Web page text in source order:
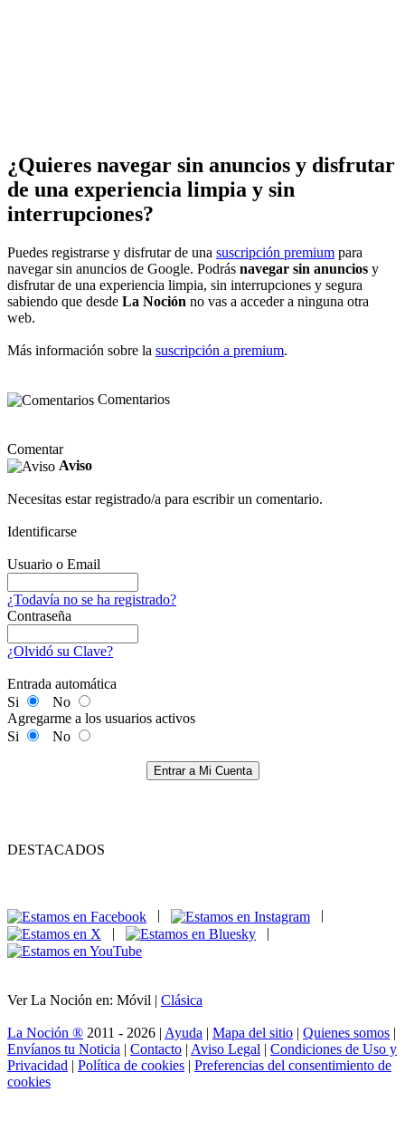
¿Quieres navegar sin anuncios y disfrutar
de una experiencia limpia y sin
interrupciones?
Puedes registrarse y disfrutar de una suscripción premium para
navegar sin anuncios de Google. Podrás navegar sin anuncios y
disfrutar de una experiencia limpia, sin interrupciones y segura
sabiendo que desde La Noción no vas a acceder a ninguna otra
web.
Más información sobre la suscripción a premium.
Comentarios
Comentar
Aviso
Necesitas estar registrado/a para escribir un comentario.
Identificarse
Usuario o Email
¿Todavía no se ha registrado?
Contraseña
¿Olvidó su Clave?
Entrada automática
Si
No
Agregarme a los usuarios activos
Si
No
Entrar a Mi Cuenta
DESTACADOS
|
|
Ver La Noción en: Móvil | Clásica
La Noción ® 2011 - 2026 | Ayuda | Mapa del sitio | Quienes somos |
Envíanos tu Noticia | Contacto | Aviso Legal | Condiciones de Uso y
Privacidad | Política de cookies | Preferencias del consentimiento de
cookies